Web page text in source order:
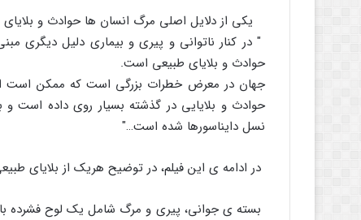
یکی از دلایل اصلی مرگ انسان ها حوادث و
" در کنار ناتوانی و پیری و بیماری دلیل دیگری
حوادث و بلایای طبیعی است.
جهان در معرض خطرات بزرگی است که ممکن است
حوادث و بلایایی در گذشته بسیار روی داده است
نسل دایناسورها شده است…"
در ادامه ی این فیلم، در توضیح هریک از بلایای
بسته ی جوانی، پیری و مرگ شامل یک لوح فشرده